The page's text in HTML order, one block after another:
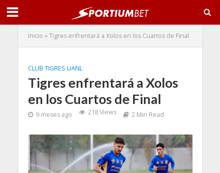
Inicio »Tigres enfrentará a Xolos en los Cuartos de Final
CLUB TIGRES UANL
Tigres enfrentará a Xolos
en los Cuartos de Final
9 meses ago 218 Views 2 Min Read